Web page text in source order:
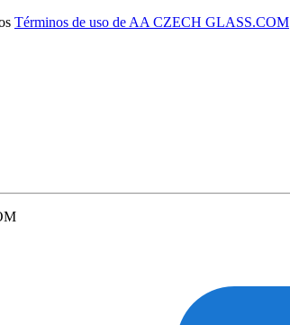
Términos de uso de AA CZECH GLASS.COM